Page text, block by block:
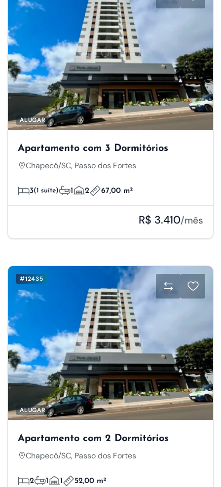
ALUGAR
Apartamento com 3 Dormitórios
Chapecó/SC, Passo dos Fortes
3(1 suíte) 1 2 67,00 m²
R$ 3.410/mês
#12435
ALUGAR
Apartamento com 2 Dormitórios
Chapecó/SC, Passo dos Fortes
2 1 1 52,00 m²